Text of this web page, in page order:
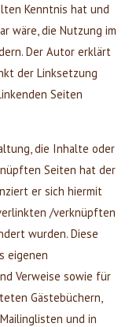
Kenntnis hat und
wäre, die Nutzung im
Der Autor erklärt
der Linksetzung
Seiten
die Inhalte oder
Seiten hat der
er sich hiermit
/verknüpften
wurden. Diese
eigenen
Verweise sowie für
Gästebüchern,
und in